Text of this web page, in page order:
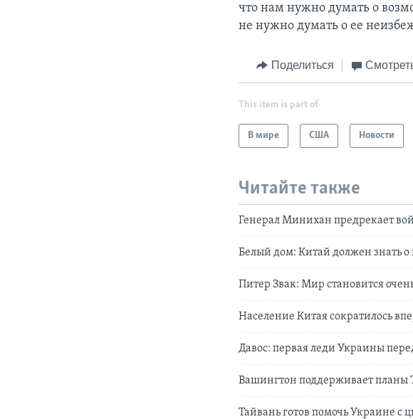
что нам нужно думать о
не нужно думать о ее
Поделиться
This item is part of
В мире США Новости
Читайте также
Генерал Минихан предрекает
Белый дом: Китай должен знать
Питер Звак: Мир становится
Население Китая сократилось
Давос: первая леди Украины
Вашингтон поддерживает планы
Тайвань готов помочь Украине с